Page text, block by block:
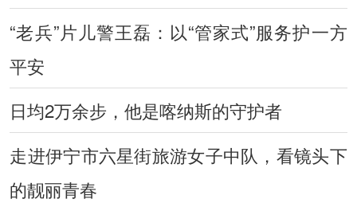
“老兵”片儿警王磊：以“管家式”服务护一方
平安
日均2万余步，他是喀纳斯的守护者
走进伊宁市六星街旅游女子中队，看镜头下
的靓丽青春